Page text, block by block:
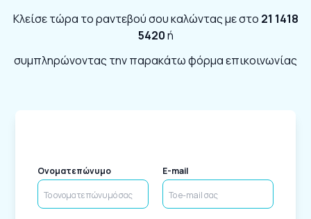
Κλείσε τώρα το ραντεβού σου καλώντας με στο 21 1418
5420ή
συμπληρώνοντας την παρακάτω φόρμα επικοινωνίας
Ονοματεπώνυμο E-mail